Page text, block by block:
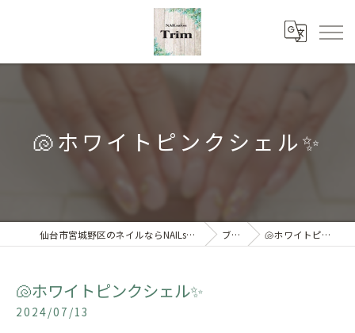
🐚ホワイトピンクシェル✨
仙台市宮城野区のネイルならNAILsalon Trim 【トリム】 ブログ 🐚ホワイトピンクシェル✨
🐚ホワイトピンクシェル✨
2024/07/13